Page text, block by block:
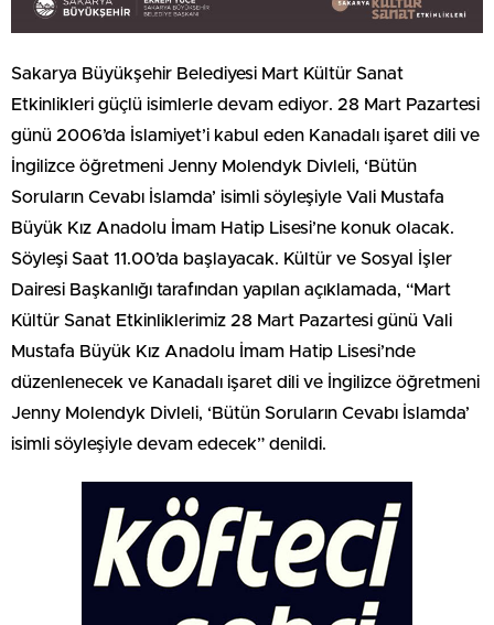
Sakarya Büyükşehir Belediyesi Mart Kültür Sanat
Etkinlikleri güçlü isimlerle devam ediyor. 28 Mart Pazartesi
günü 2006’da İslamiyet’i kabul eden Kanadalı işaret dili ve
İngilizce öğretmeni Jenny Molendyk Divleli, ‘Bütün
Soruların Cevabı İslamda’ isimli söyleşiyle Vali Mustafa
Büyük Kız Anadolu İmam Hatip Lisesi’ne konuk olacak.
Söyleşi Saat 11.00’da başlayacak. Kültür ve Sosyal İşler
Dairesi Başkanlığı tarafından yapılan açıklamada, “Mart
Kültür Sanat Etkinliklerimiz 28 Mart Pazartesi günü Vali
Mustafa Büyük Kız Anadolu İmam Hatip Lisesi’nde
düzenlenecek ve Kanadalı işaret dili ve İngilizce öğretmeni
Jenny Molendyk Divleli, ‘Bütün Soruların Cevabı İslamda’
isimli söyleşiyle devam edecek” denildi.